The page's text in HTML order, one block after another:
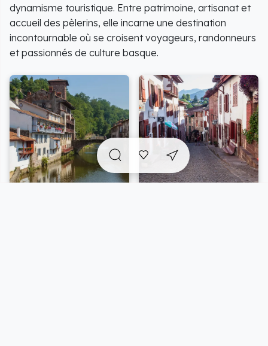
dynamisme touristique. Entre patrimoine, artisanat et
accueil des pèlerins, elle incarne une destination
incontournable où se croisent voyageurs, randonneurs
et passionnés de culture basque.